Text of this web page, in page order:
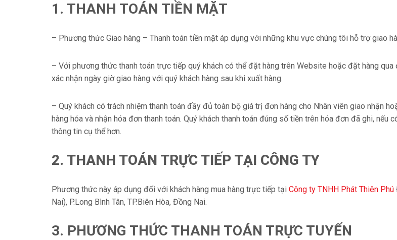
1. THANH TOÁN TIỀN MẶT
– Phương thức Giao hàng – Thanh toán tiền mặt áp dụng với những khu vực chúng tôi hỗ trợ giao
– Với phương thức thanh toán trực tiếp quý khách có thể đặt hàng trên Website hoặc đặt hàng qua
xác nhận ngày giờ giao hàng với quý khách hàng sau khi xuất hàng.
– Quý khách có trách nhiệm thanh toán đầy đủ toàn bộ giá trị đơn hàng cho Nhân viên giao nhận
hàng hóa và nhận hóa đơn thanh toán. Quý khách thanh toán đúng số tiền trên hóa đơn đã ghi,
thông tin cụ thể hơn.
2. THANH TOÁN TRỰC TIẾP TẠI CÔNG TY
Phương thức này áp dụng đối với khách hàng mua hàng trực tiếp tại Công ty TNHH Phát Thiên Phú
Nai), P.Long Bình Tân, TP.Biên Hòa, Đồng Nai.
3. PHƯƠNG THỨC THANH TOÁN TRỰC TUYẾN